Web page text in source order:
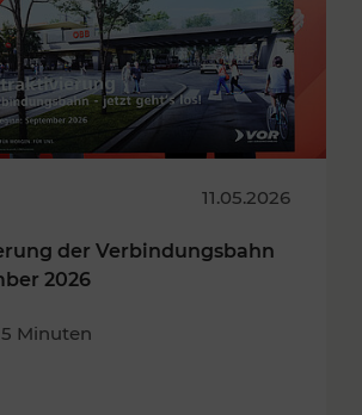
11.05.2026
der Verbindungsbahn
2026
Minuten